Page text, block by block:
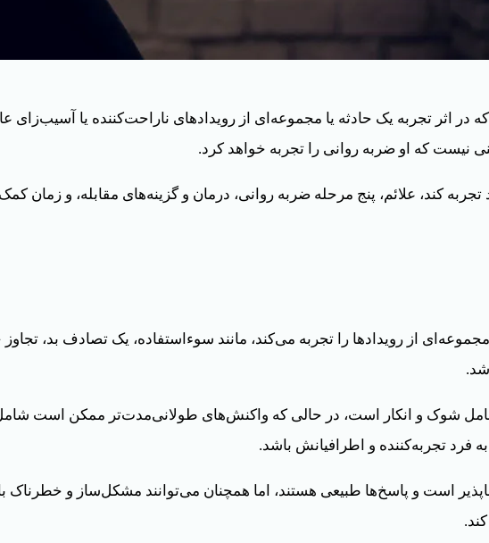
در اثر تجربه یک حادثه یا مجموعه‌ای از رویدادهای ناراحت‌کننده یا
نیست که او ضربه روانی را تجربه خواهد کرد.
کند، علائم، پنج مرحله ضربه روانی، درمان و گزینه‌های مقابله، و
از رویدادها را تجربه می‌کند، مانند سوء‌استفاده، یک تصادف بد،
شوک و انکار است، در حالی که واکنش‌های طولانی‌مدت‌تر ممکن است
تجربه‌کننده و اطرافیانش باشد.
است و پاسخ‌ها طبیعی هستند، اما همچنان می‌توانند مشکل‌ساز و